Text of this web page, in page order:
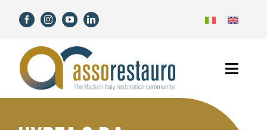
contenuto